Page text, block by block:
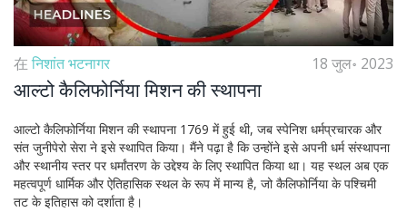
在 निशांत भटनागर 18 जुल॰ 2023
आल्टो कैलिफोर्निया मिशन की स्थापना
आल्टो कैलिफोर्निया मिशन की स्थापना 1769 में हुई थी, जब स्पेनिश धर्मप्रचारक और
संत जुनीपेरो सेरा ने इसे स्थापित किया। मैंने पढ़ा है कि उन्होंने इसे अपनी धर्म संस्थापना
और स्थानीय स्तर पर धर्मांतरण के उद्देश्य के लिए स्थापित किया था। यह स्थल अब एक
महत्वपूर्ण धार्मिक और ऐतिहासिक स्थल के रूप में मान्य है, जो कैलिफोर्निया के पश्चिमी
तट के इतिहास को दर्शाता है।